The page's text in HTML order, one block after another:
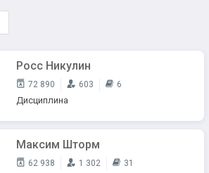
Росс Никулин
72 890 603 6
Дисциплина
Максим Шторм
62 938 1 302 31